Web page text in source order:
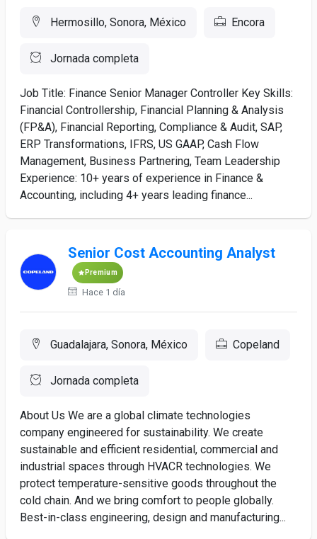
Hermosillo, Sonora, México Encora
Jornada completa
Job Title: Finance Senior Manager Controller Key Skills:
Financial Controllership, Financial Planning & Analysis
(FP&A), Financial Reporting, Compliance & Audit, SAP,
ERP Transformations, IFRS, US GAAP, Cash Flow
Management, Business Partnering, Team Leadership
Experience: 10+ years of experience in Finance &
Accounting, including 4+ years leading finance...
Senior Cost Accounting Analyst
Premium
Hace 1 día
Guadalajara, Sonora, México Copeland
Jornada completa
About Us We are a global climate technologies
company engineered for sustainability. We create
sustainable and efficient residential, commercial and
industrial spaces through HVACR technologies. We
protect temperature-sensitive goods throughout the
cold chain. And we bring comfort to people globally.
Best-in-class engineering, design and manufacturing...